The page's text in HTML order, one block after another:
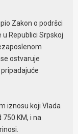
Zakon o podršci
Republici Srpskoj
ostvaruje
iznosu koji Vlada
KM, i na